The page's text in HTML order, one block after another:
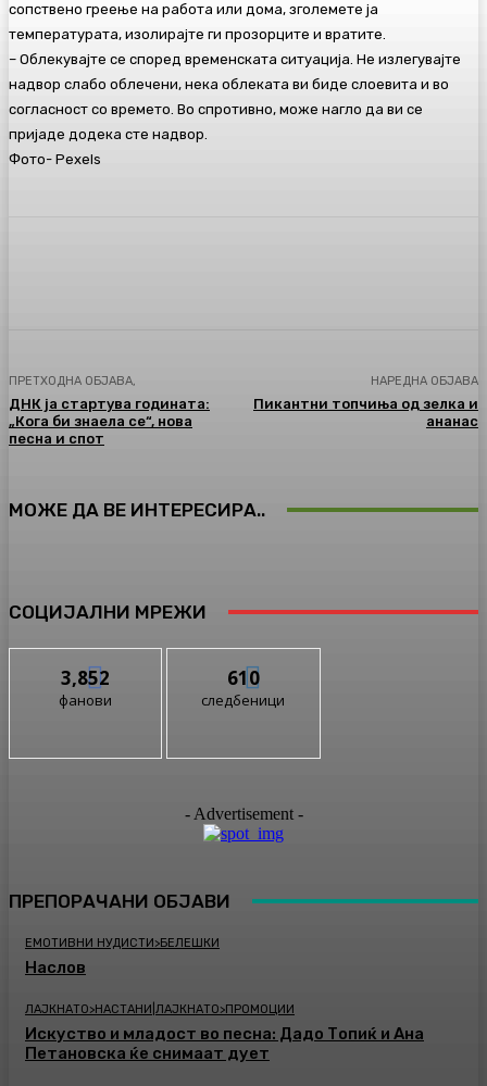
сопствено греење на работа или дома, зголемете ја
температурата, изолирајте ги прозорците и вратите.
– Облекувајте се според временската ситуација. Не излегувајте
надвор слабо облечени, нека облеката ви биде слоевита и во
согласност со времето. Во спротивно, може нагло да ви се
пријаде додека сте надвор.
Фото- Pexels
ПРЕТХОДНА ОБЈАВА,
ДНК ја стартува годината:
„Кога би знаела се“, нова
песна и спот
НАРЕДНА ОБЈАВА
Пикантни топчиња од зелка и
ананас
МОЖЕ ДА ВЕ ИНТЕРЕСИРА..
СОЦИЈАЛНИ МРЕЖИ
3,852
фанови
610
следбеници
- Advertisement -
ПРЕПОРАЧАНИ ОБЈАВИ
ЕМОТИВНИ НУДИСТИ>БЕЛЕШКИ
Наслов
ЛАЈКНАТО>НАСТАНИ|ЛАЈКНАТО>ПРОМОЦИИ
Искуство и младост во песна: Дадо Топиќ и Ана
Петановска ќе снимаат дует